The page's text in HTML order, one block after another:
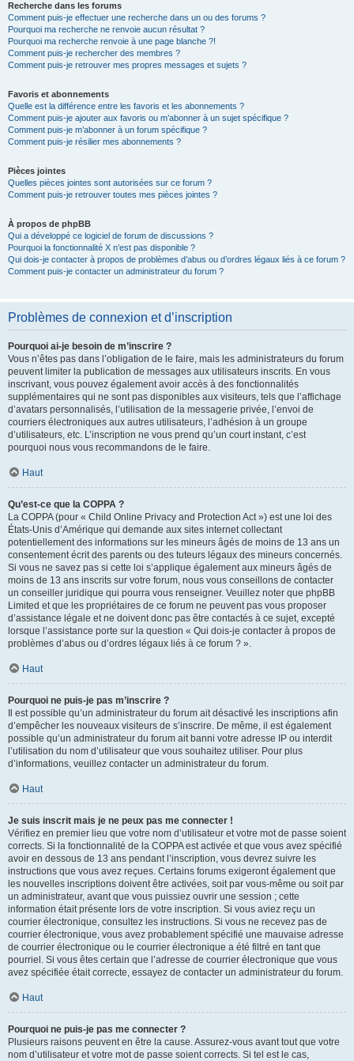
Recherche dans les forums
Comment puis-je effectuer une recherche dans un ou des forums ?
Pourquoi ma recherche ne renvoie aucun résultat ?
Pourquoi ma recherche renvoie à une page blanche ?!
Comment puis-je rechercher des membres ?
Comment puis-je retrouver mes propres messages et sujets ?
Favoris et abonnements
Quelle est la différence entre les favoris et les abonnements ?
Comment puis-je ajouter aux favoris ou m’abonner à un sujet spécifique ?
Comment puis-je m’abonner à un forum spécifique ?
Comment puis-je résilier mes abonnements ?
Pièces jointes
Quelles pièces jointes sont autorisées sur ce forum ?
Comment puis-je retrouver toutes mes pièces jointes ?
À propos de phpBB
Qui a développé ce logiciel de forum de discussions ?
Pourquoi la fonctionnalité X n’est pas disponible ?
Qui dois-je contacter à propos de problèmes d’abus ou d’ordres légaux liés à ce forum ?
Comment puis-je contacter un administrateur du forum ?
Problèmes de connexion et d’inscription
Pourquoi ai-je besoin de m’inscrire ?
Vous n’êtes pas dans l’obligation de le faire, mais les administrateurs du forum
peuvent limiter la publication de messages aux utilisateurs inscrits. En vous
inscrivant, vous pouvez également avoir accès à des fonctionnalités
supplémentaires qui ne sont pas disponibles aux visiteurs, tels que l’affichage
d’avatars personnalisés, l’utilisation de la messagerie privée, l’envoi de
courriers électroniques aux autres utilisateurs, l’adhésion à un groupe
d’utilisateurs, etc. L’inscription ne vous prend qu’un court instant, c’est
pourquoi nous vous recommandons de le faire.
Haut
Qu’est-ce que la COPPA ?
La COPPA (pour « Child Online Privacy and Protection Act ») est une loi des
États-Unis d’Amérique qui demande aux sites internet collectant
potentiellement des informations sur les mineurs âgés de moins de 13 ans un
consentement écrit des parents ou des tuteurs légaux des mineurs concernés.
Si vous ne savez pas si cette loi s’applique également aux mineurs âgés de
moins de 13 ans inscrits sur votre forum, nous vous conseillons de contacter
un conseiller juridique qui pourra vous renseigner. Veuillez noter que phpBB
Limited et que les propriétaires de ce forum ne peuvent pas vous proposer
d’assistance légale et ne doivent donc pas être contactés à ce sujet, excepté
lorsque l’assistance porte sur la question « Qui dois-je contacter à propos de
problèmes d’abus ou d’ordres légaux liés à ce forum ? ».
Haut
Pourquoi ne puis-je pas m’inscrire ?
Il est possible qu’un administrateur du forum ait désactivé les inscriptions afin
d’empêcher les nouveaux visiteurs de s’inscrire. De même, il est également
possible qu’un administrateur du forum ait banni votre adresse IP ou interdit
l’utilisation du nom d’utilisateur que vous souhaitez utiliser. Pour plus
d’informations, veuillez contacter un administrateur du forum.
Haut
Je suis inscrit mais je ne peux pas me connecter !
Vérifiez en premier lieu que votre nom d’utilisateur et votre mot de passe soient
corrects. Si la fonctionnalité de la COPPA est activée et que vous avez spécifié
avoir en dessous de 13 ans pendant l’inscription, vous devrez suivre les
instructions que vous avez reçues. Certains forums exigeront également que
les nouvelles inscriptions doivent être activées, soit par vous-même ou soit par
un administrateur, avant que vous puissiez ouvrir une session ; cette
information était présente lors de votre inscription. Si vous aviez reçu un
courrier électronique, consultez les instructions. Si vous ne recevez pas de
courrier électronique, vous avez probablement spécifié une mauvaise adresse
de courrier électronique ou le courrier électronique a été filtré en tant que
pourriel. Si vous êtes certain que l’adresse de courrier électronique que vous
avez spécifiée était correcte, essayez de contacter un administrateur du forum.
Haut
Pourquoi ne puis-je pas me connecter ?
Plusieurs raisons peuvent en être la cause. Assurez-vous avant tout que votre
nom d’utilisateur et votre mot de passe soient corrects. Si tel est le cas,